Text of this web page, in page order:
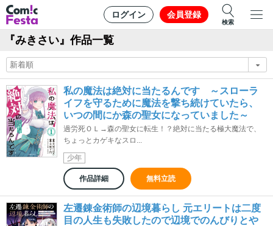
ログイン 会員登録
検索
『みきさい』作品一覧
私の魔法は絶対に当たるんです ～スローラ
イフを守るために魔法を撃ち続けていたら、
いつの間にか森の聖女になっていました～
過労死ＯＬ→森の聖女に転生！？絶対に当たる極大魔法で、
ちょっとカゲキなスロ...
少年
作品詳細 無料立読
左遷錬金術師の辺境暮らし 元エリートは二度
目の人生も失敗したので辺境でのんびりとや